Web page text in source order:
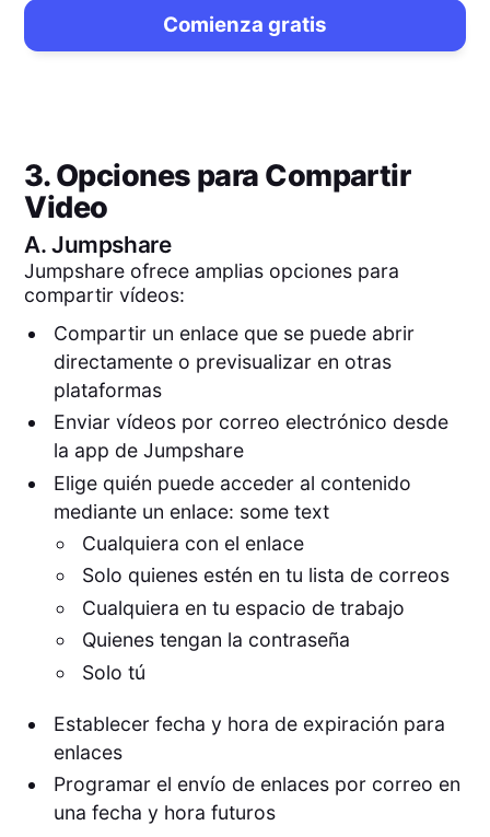
Comienza gratis
3. Opciones para Compartir
Video
A.Jumpshare
Jumpshare ofrece amplias opciones para
compartir vídeos:
Compartir un enlace que se puede abrir
directamente o previsualizar en otras
plataformas
Enviar vídeos por correo electrónico desde
la app de Jumpshare
Elige quién puede acceder al contenido
mediante un enlace: some text
Cualquiera con el enlace
Solo quienes estén en tu lista de correos
Cualquiera en tu espacio de trabajo
Quienes tengan la contraseña
Solo tú
Establecer fecha y hora de expiración para
enlaces
Programar el envío de enlaces por correo en
una fecha y hora futuros